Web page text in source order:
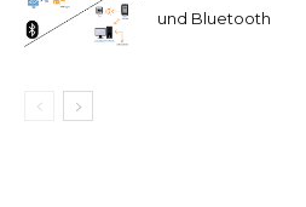
und Bluetooth